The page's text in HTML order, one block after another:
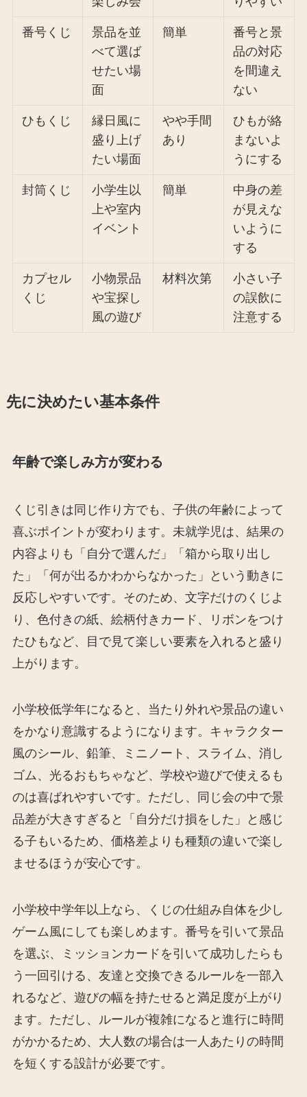
番号くじ
景品を並
べて選ば
せたい場
面
簡単
番号と景
品の対応
を間違え
ない
ひもくじ
縁日風に
盛り上げ
たい場面
やや手間
あり
ひもが絡
まないよ
うにする
封筒くじ
小学生以
上や室内
イベント
簡単
中身の差
が見えな
いように
する
カプセル
くじ
小物景品
や宝探し
風の遊び
材料次第
小さい子
の誤飲に
注意する
先に決めたい基本条件
年齢で楽しみ方が変わる
くじ引きは同じ作り方でも、子供の年齢によって
喜ぶポイントが変わります。未就学児は、結果の
内容よりも「自分で選んだ」「箱から取り出し
た」「何が出るかわからなかった」という動きに
反応しやすいです。そのため、文字だけのくじよ
り、色付きの紙、絵柄付きカード、リボンをつけ
たひもなど、目で見て楽しい要素を入れると盛り
上がります。
小学校低学年になると、当たり外れや景品の違い
をかなり意識するようになります。キャラクター
風のシール、鉛筆、ミニノート、スライム、消し
ゴム、光るおもちゃなど、学校や遊びで使えるも
のは喜ばれやすいです。ただし、同じ会の中で景
品差が大きすぎると「自分だけ損をした」と感じ
る子もいるため、価格差よりも種類の違いで楽し
ませるほうが安心です。
小学校中学年以上なら、くじの仕組み自体を少し
ゲーム風にしても楽しめます。番号を引いて景品
を選ぶ、ミッションカードを引いて成功したらも
う一回引ける、友達と交換できるルールを一部入
れるなど、遊びの幅を持たせると満足度が上がり
ます。ただし、ルールが複雑になると進行に時間
がかかるため、大人数の場合は一人あたりの時間
を短くする設計が必要です。